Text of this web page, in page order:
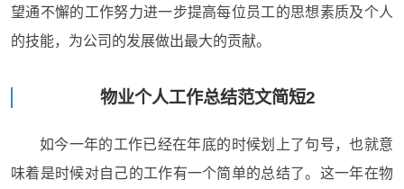
望通不懈的工作努力进一步提高每位员工的思想素质及个人
的技能，为公司的发展做出最大的贡献。
物业个人工作总结范文简短2
如今一年的工作已经在年底的时候划上了句号，也就意
味着是时候对自己的工作有一个简单的总结了。这一年在物